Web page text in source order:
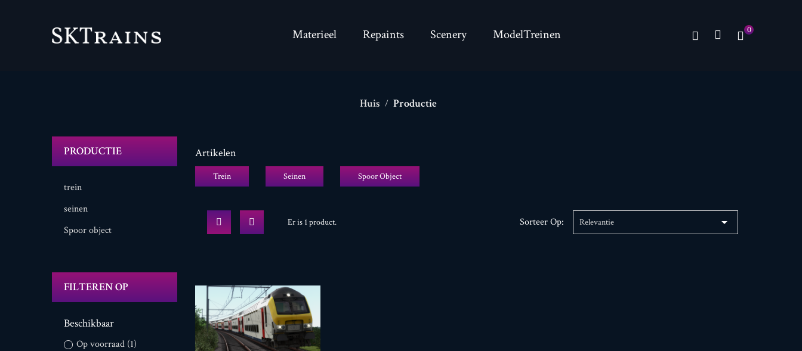
Materieel Repaints Scenery ModelTreinen 0
Huis Productie
PRODUCTIE
trein
seinen
Spoor object
FILTEREN OP
Beschikbaar
Op voorraad (1)
Artikelen
Trein Seinen Spoor Object
Er is 1 product. Sorteer Op: Relevantie 